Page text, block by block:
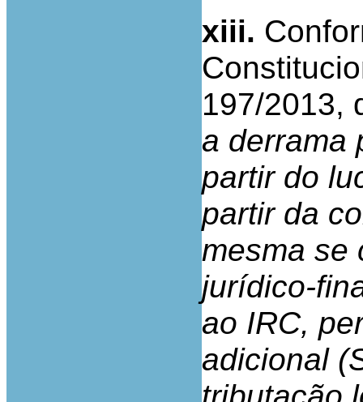
xiii.
197/2013,
a derrama
partir do
partir da
mesma se
jurídico-
ao IRC,
adicional